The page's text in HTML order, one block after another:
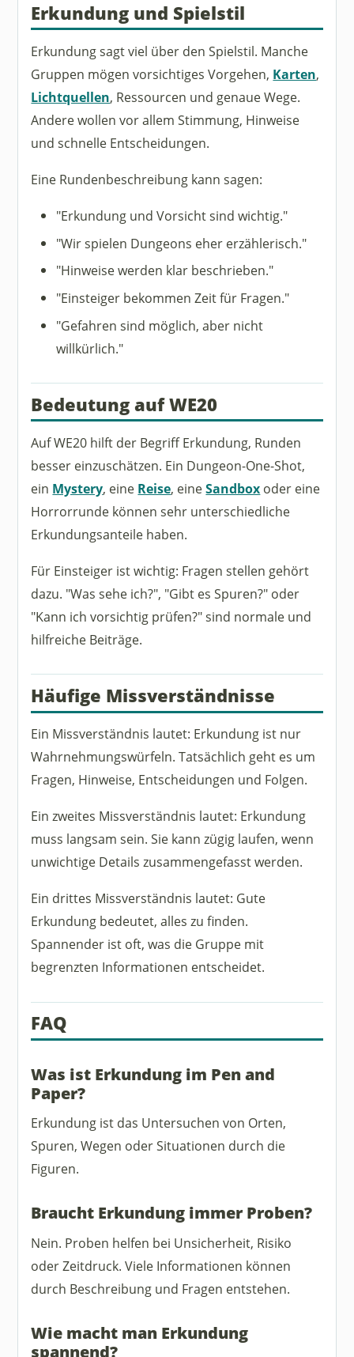
Erkundung und Spielstil
Erkundung sagt viel über den Spielstil. Manche
Gruppen mögen vorsichtiges Vorgehen, Karten,
Lichtquellen, Ressourcen und genaue Wege.
Andere wollen vor allem Stimmung, Hinweise
und schnelle Entscheidungen.
Eine Rundenbeschreibung kann sagen:
"Erkundung und Vorsicht sind wichtig."
"Wir spielen Dungeons eher erzählerisch."
"Hinweise werden klar beschrieben."
"Einsteiger bekommen Zeit für Fragen."
"Gefahren sind möglich, aber nicht
willkürlich."
Bedeutung auf WE20
Auf WE20 hilft der Begriff Erkundung, Runden
besser einzuschätzen. Ein Dungeon-One-Shot,
ein Mystery, eine Reise, eineSandbox oder eine
Horrorrunde können sehr unterschiedliche
Erkundungsanteile haben.
Für Einsteiger ist wichtig: Fragen stellen gehört
dazu. "Was sehe ich?", "Gibt es Spuren?" oder
"Kann ich vorsichtig prüfen?" sind normale und
hilfreiche Beiträge.
Häufige Missverständnisse
Ein Missverständnis lautet: Erkundung ist nur
Wahrnehmungswürfeln. Tatsächlich geht es um
Fragen, Hinweise, Entscheidungen und Folgen.
Ein zweites Missverständnis lautet: Erkundung
muss langsam sein. Sie kann zügig laufen, wenn
unwichtige Details zusammengefasst werden.
Ein drittes Missverständnis lautet: Gute
Erkundung bedeutet, alles zu finden.
Spannender ist oft, was die Gruppe mit
begrenzten Informationen entscheidet.
FAQ
Was ist Erkundung im Pen and
Paper?
Erkundung ist das Untersuchen von Orten,
Spuren, Wegen oder Situationen durch die
Figuren.
Braucht Erkundung immer Proben?
Nein. Proben helfen bei Unsicherheit, Risiko
oder Zeitdruck. Viele Informationen können
durch Beschreibung und Fragen entstehen.
Wie macht man Erkundung
spannend?